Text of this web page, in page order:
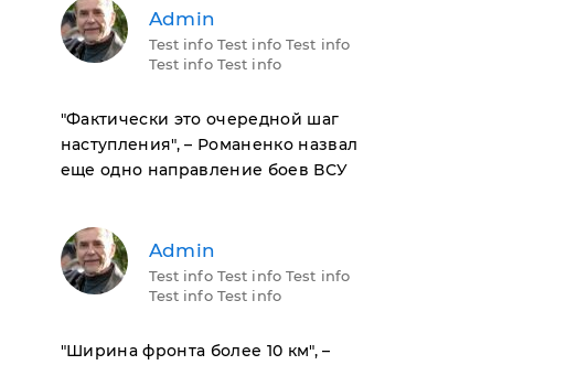
Admin
Test info Test info Test info
Test info Test info
​"Фактически это очередной шаг
наступления", – Романенко назвал
еще одно направление боев ВСУ
Admin
Test info Test info Test info
Test info Test info
​"Ширина фронта более 10 км", –